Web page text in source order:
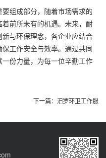
组成部分，随着市场需求的
前所未有的机遇。未来，耐
与环保理念，各企业应结合
工作安全与效率。通过共同
份力量，为每一位辛勤工作
下一篇： 汨罗环卫工作服